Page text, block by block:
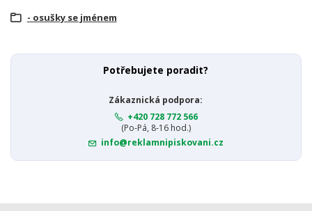
- osušky se jménem
Potřebujete poradit?
Zákaznická podpora:
+420 728 772 566
(Po-Pá, 8-16 hod.)
info@reklamnipiskovani.cz